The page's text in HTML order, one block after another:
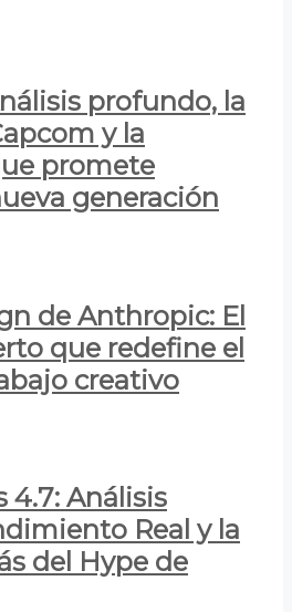
profundo, la
y la
promete
generación
de Anthropic: El
que redefine el
creativo
4.7: Análisis
Real y la
del Hype de